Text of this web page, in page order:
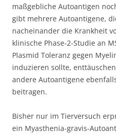
maßgebliche Autoantigen
gibt mehrere Autoantigene,
nacheinander die Krankheit
klinische Phase-2-Studie an
Plasmid Toleranz gegen
induzieren sollte,
andere Autoantigene
beitragen.
Bisher nur im Tierversuch
ein Myasthenia-gravis-